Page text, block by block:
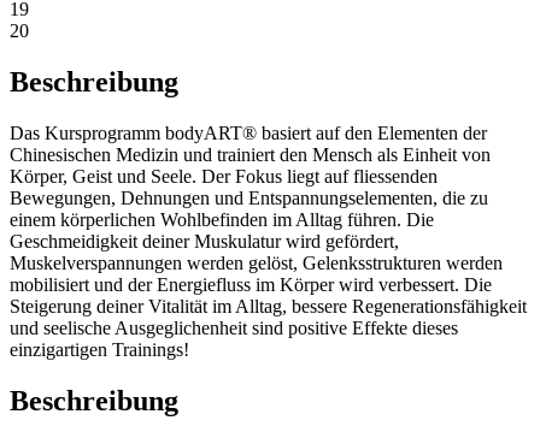
19
20
Beschreibung
Das Kursprogramm bodyART® basiert auf den Elementen der
Chinesischen Medizin und trainiert den Mensch als Einheit von
Körper, Geist und Seele. Der Fokus liegt auf fliessenden
Bewegungen, Dehnungen und Entspannungselementen, die zu
einem körperlichen Wohlbefinden im Alltag führen. Die
Geschmeidigkeit deiner Muskulatur wird gefördert,
Muskelverspannungen werden gelöst, Gelenksstrukturen werden
mobilisiert und der Energiefluss im Körper wird verbessert. Die
Steigerung deiner Vitalität im Alltag, bessere Regenerationsfähigkeit
und seelische Ausgeglichenheit sind positive Effekte dieses
einzigartigen Trainings!
Beschreibung